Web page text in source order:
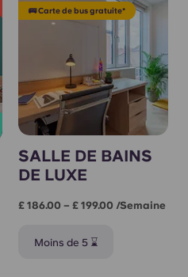
🚌 Carte de bus gratuite*
SALLE DE BAINS
DE LUXE
£ 186.00 – £ 199.00 /semaine
Moins de 5 ⌛